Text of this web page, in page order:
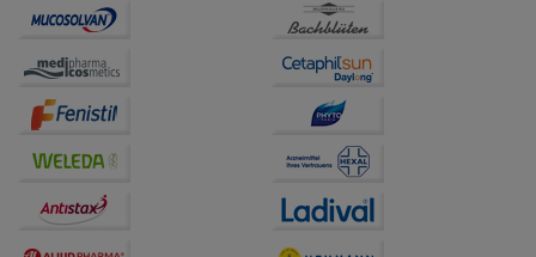
Website weiter für Sie optimieren können, den Inhalt
Drittseiten möglichst relevant für Sie zu gestalten.
Bitte beachten Sie, dass Daten hierfür teilweise an
Dritte wie z.B. Google oder soziale Medien